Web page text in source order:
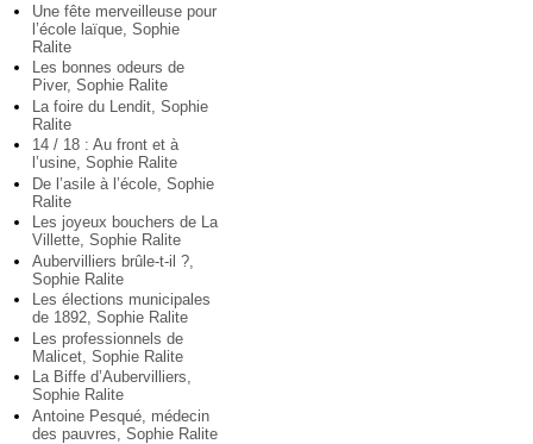
Une fête merveilleuse pour
l’école laïque, Sophie
Ralite
Les bonnes odeurs de
Piver, Sophie Ralite
La foire du Lendit, Sophie
Ralite
14 / 18 : Au front et à
l’usine, Sophie Ralite
De l’asile à l’école, Sophie
Ralite
Les joyeux bouchers de La
Villette, Sophie Ralite
Aubervilliers brûle-t-il ?,
Sophie Ralite
Les élections municipales
de 1892, Sophie Ralite
Les professionnels de
Malicet, Sophie Ralite
La Biffe d’Aubervilliers,
Sophie Ralite
Antoine Pesqué, médecin
des pauvres, Sophie Ralite